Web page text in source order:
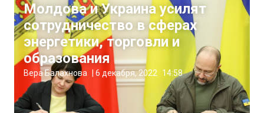
Молдова и Украина усилят
сотрудничество в сферах
энергетики, торговли и
образования
Вера Балахнова 6 декабря, 2022 14:58